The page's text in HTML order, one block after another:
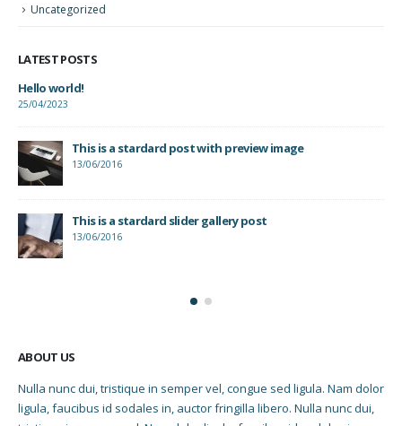
Uncategorized
LATEST POSTS
This is a standard image gallery thumbs post
This is a standard embedded video post
This is a standard HTML5 video post
ABOUT US
Nulla nunc dui, tristique in semper vel, congue sed ligula. Nam dolor
ligula, faucibus id sodales in, auctor fringilla libero. Nulla nunc dui,